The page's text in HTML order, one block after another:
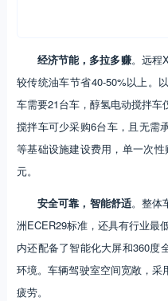
经济节能，多拉多赚。远程
较传统油车节省40-50%以上。
车需要21台车，醇氢电动搅拌
搅拌车可少采购6台车，且无需
等基础设施建设费用，单一次
元。
安全可靠，智能舒适。整体
洲ECER29标准，还具有行业最
内还配备了智能化大屏和360度
环境。车辆驾驶室空间宽敞，
疲劳。